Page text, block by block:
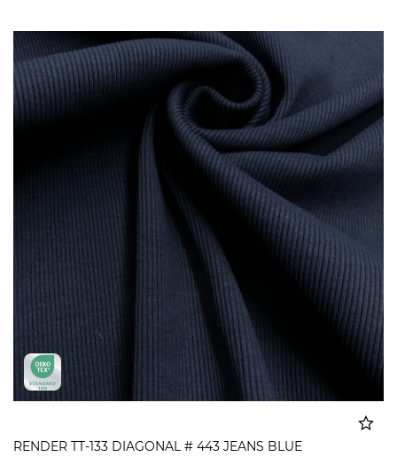
RENDER TT-133 DIAGONAL # 443 JEANS BLUE